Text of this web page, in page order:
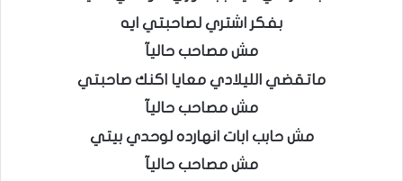
بفكر اشتري لصاحبتي ايه
مش مصاحب حاليآ
ماتقضي الليلادي معايا اكنك صاحبتي
مش مصاحب حاليآ
مش حابب ابات انهارده لوحدي بيتي
مش مصاحب حاليآ